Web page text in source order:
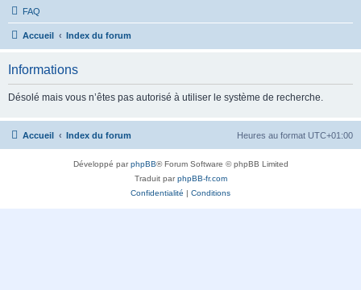
FAQ
Accueil Index du forum
Informations
Désolé mais vous n’êtes pas autorisé à utiliser le système de recherche.
Accueil Index du forum Heures au format UTC+01:00
Développé parphpBB® Forum Software © phpBB Limited
Traduit parphpBB-fr.com
Confidentialité | Conditions